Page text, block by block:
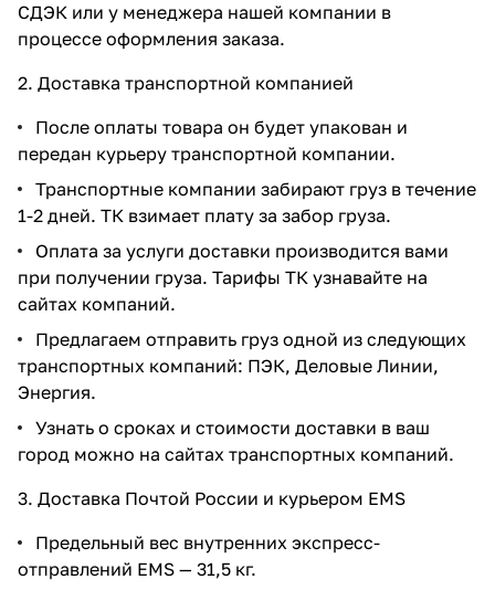
СДЭК или у менеджера нашей компании в
процессе оформления заказа.
2. Доставка транспортной компанией
После оплаты товара он будет упакован и
передан курьеру транспортной компании.
Транспортные компании забирают груз в течение
1-2 дней. ТК взимает плату за забор груза.
Оплата за услуги доставки производится вами
при получении груза. Тарифы ТК узнавайте на
сайтах компаний.
Предлагаем отправить груз одной из следующих
транспортных компаний: ПЭК, Деловые Линии,
Энергия.
Узнать о сроках и стоимости доставки в ваш
город можно на сайтах транспортных компаний.
3. Доставка Почтой России и курьером EMS
Предельный вес внутренних экспресс-
отправлений EMS — 31,5 кг.